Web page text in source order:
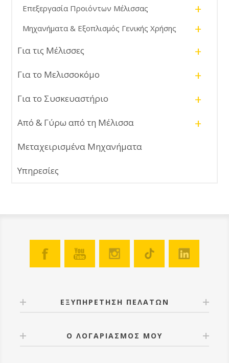
Επεξεργασία Προιόντων Μέλισσας +
Μηχανήματα & Εξοπλισμός Γενικής Χρήσης +
Για τις Μέλισσες +
Για το Μελισσοκόμο +
Για το Συσκευαστήριο +
Από & Γύρω από τη Μέλισσα +
Μεταχειρισμένα Μηχανήματα
Υπηρεσίες
ΕΞΥΠΗΡΕΤΗΣΗ ΠΕΛΑΤΩΝ
Ο ΛΟΓΑΡΙΑΣΜΟΣ ΜΟΥ